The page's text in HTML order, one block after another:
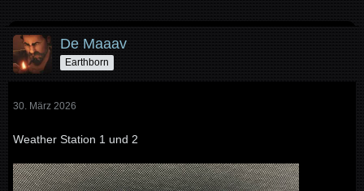
De Maaav
Earthborn
30. März 2026
Weather Station 1 und 2